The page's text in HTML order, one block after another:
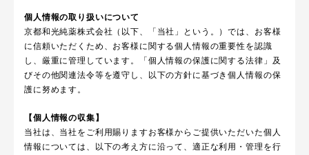
個人情報の取り扱いについて
京都和光純薬株式会社（以下、「当社」という。）では、お客様
に信頼いただくため、お客様に関する個人情報の重要性を認識
し、厳重に管理しています。「個人情報の保護に関する法律」及
びその他関連法令等を遵守し、以下の方針に基づき個人情報の保
護に努めます。
【個人情報の収集】
当社は、当社をご利用賜りますお客様からご提供いただいた個人
情報については、以下の考え方に沿って、適正な利用・管理を行